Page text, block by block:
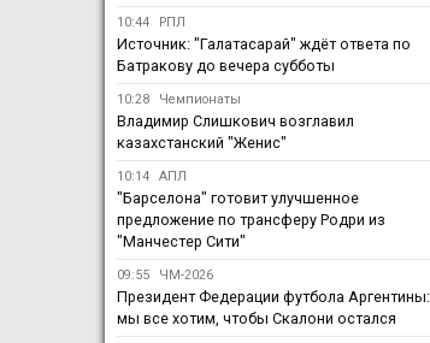
10:44 РПЛ
Источник: "Галатасарай" ждёт ответа по
Батракову до вечера субботы
10:28 Чемпионаты
Владимир Слишкович возглавил
казахстанский "Женис"
10:14 АПЛ
"Барселона" готовит улучшенное
предложение по трансферу Родри из
"Манчестер Сити"
09:55 ЧМ-2026
Президент Федерации футбола Аргентины:
мы все хотим, чтобы Скалони остался